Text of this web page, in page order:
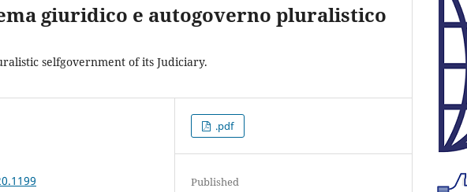
giuridico e autogoverno pluralistico
selfgovernment of its Judiciary.
.pdf
Published